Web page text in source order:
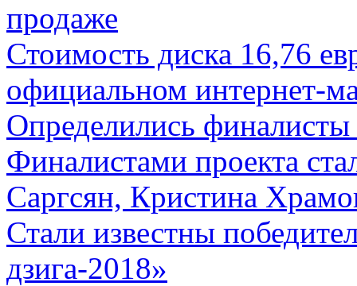
продаже
Стоимость диска 16,76
официальном интернет-
Определились
Финалистами проекта
Саргсян, Кристина
Стали известны
дзига-2018»